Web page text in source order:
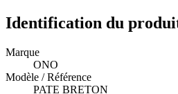
Identification du
Marque
ONO
Modèle / Référence
PATE BRETON